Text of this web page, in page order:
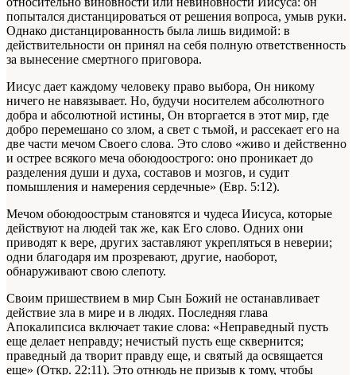
попытался дистанцироваться от решения вопроса, умыв руки.
Однако дистанцированность была лишь видимой: в
действительности он принял на себя полную ответственность
за вынесение смертного приговора.
Иисус дает каждому человеку право выбора, Он никому
ничего не навязывает. Но, будучи носителем абсолютного
добра и абсолютной истины, Он вторгается в этот мир, где
добро перемешано со злом, а свет с тьмой, и рассекает его на
две части мечом Своего слова. Это слово «живо и действенно
и острее всякого меча обоюдоострого: оно проникает до
разделения души и духа, составов и мозгов, и судит
помышления и намерения сердечные» (Евр. 5:12).
Мечом обоюдоострым становятся и чудеса Иисуса, которые
действуют на людей так же, как Его слово. Одних они
приводят к вере, других заставляют укрепляться в неверии;
одни благодаря им прозревают, другие, наоборот,
обнаруживают свою слепоту.
Своим пришествием в мир Сын Божий не останавливает
действие зла в мире и в людях. Последняя глава
Апокалипсиса включает такие слова: «Неправедный пусть
еще делает неправду; нечистый пусть еще сквернится;
праведный да творит правду еще, и святый да освящается
еще» (Откр. 22:11). Это отнюдь не призыв к тому, чтобы